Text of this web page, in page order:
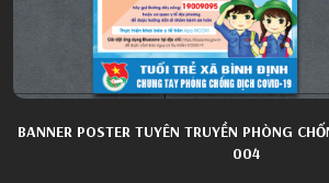
BANNER POSTER TUYÊN TRUYỀN PHÒNG
004